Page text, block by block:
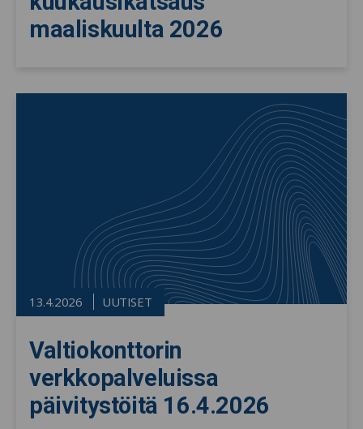
maaliskuulta 2026
13.4.2026 UUTISET
Valtiokonttorin
verkkopalveluissa
päivitystöitä 16.4.2026